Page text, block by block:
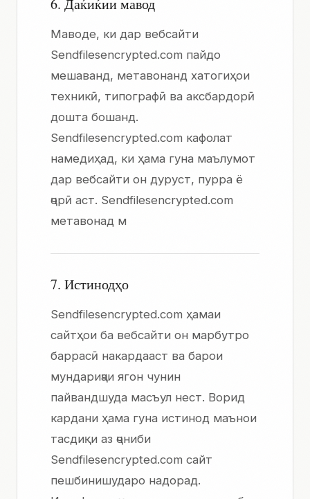
6. Даќиќии мавод
Маводе, ки дар вебсайти
Sendfilesencrypted.com пайдо
мешаванд, метавонанд хатогиҳои
техникӣ, типографӣ ва аксбардорӣ
дошта бошанд.
Sendfilesencrypted.com кафолат
намедиҳад, ки ҳама гуна маълумот
дар вебсайти он дуруст, пурра ё
ҷорӣ аст. Sendfilesencrypted.com
метавонад м
7. Истинодҳо
Sendfilesencrypted.com ҳамаи
сайтҳои ба вебсайти он марбутро
баррасӣ накардааст ва барои
мундариҷаи ягон чунин
пайвандшуда масъул нест. Ворид
кардани ҳама гуна истинод маънои
тасдиқи аз ҷониби
Sendfilesencrypted.com сайт
пешбинишударо надорад.